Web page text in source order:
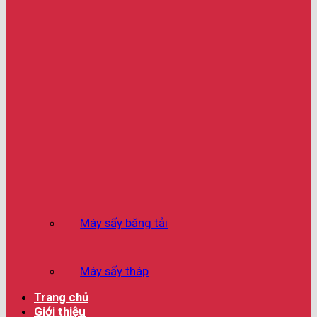
Máy sấy băng tải
Máy sấy tháp
Trang chủ
Giới thiệu